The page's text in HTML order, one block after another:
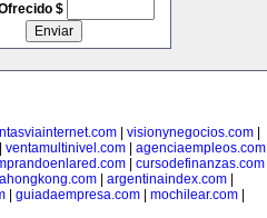
$
visionynegocios.com
ventamultinivel.com agenciaempleos.com
cursodefinanzas.com
argentinaindex.com
| guiadaempresa.com| mochilear.com|